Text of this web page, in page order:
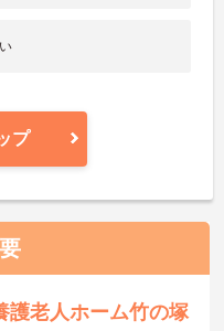
プ
護老人ホーム竹の塚